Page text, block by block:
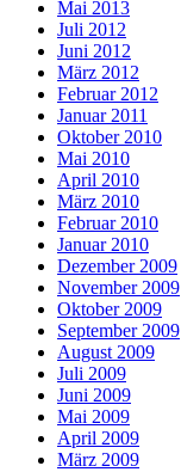
Mai 2013
Juli 2012
Juni 2012
März 2012
Februar 2012
Januar 2011
Oktober 2010
Mai 2010
April 2010
März 2010
Februar 2010
Januar 2010
Dezember 2009
November 2009
Oktober 2009
September 2009
August 2009
Juli 2009
Juni 2009
Mai 2009
April 2009
März 2009